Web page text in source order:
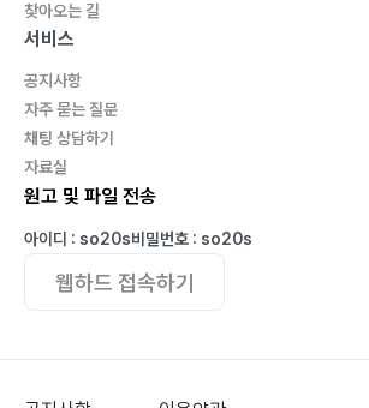
찾아오는 길
서비스
공지사항
자주 묻는 질문
채팅 상담하기
자료실
원고 및 파일 전송
아이디 : so20s비밀번호 : so20s
웹하드 접속하기